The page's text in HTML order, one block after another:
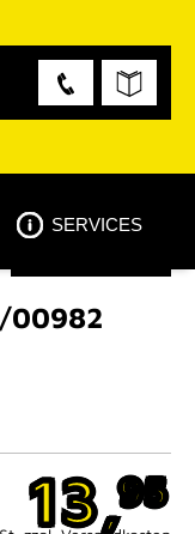
SERVICES
00982
13,95